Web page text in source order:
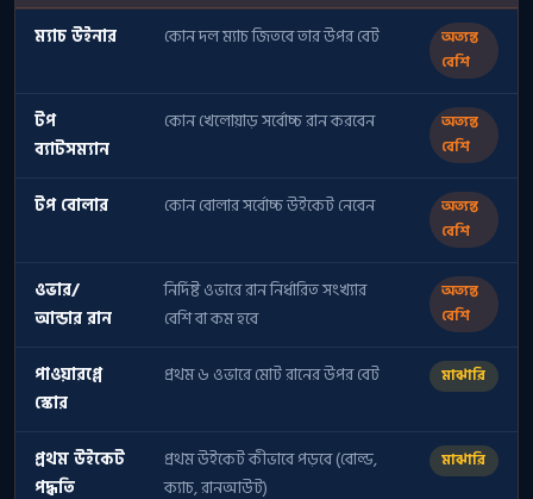
ম্যাচ উইনার কোন দল ম্যাচ জিতবে তার উপর বেট
অত্যন্ত
বেশি
টপ
ব্যাটসম্যান
কোন খেলোয়াড় সর্বোচ্চ রান করবেন
অত্যন্ত
বেশি
টপ বোলার কোন বোলার সর্বোচ্চ উইকেট নেবেন
অত্যন্ত
বেশি
ওভার/
আন্ডার রান
নির্দিষ্ট ওভারে রান নির্ধারিত সংখ্যার
বেশি বা কম হবে
অত্যন্ত
বেশি
পাওয়ারপ্লে
স্কোর
প্রথম ৬ ওভারে মোট রানের উপর বেট মাঝারি
প্রথম উইকেট
পদ্ধতি
প্রথম উইকেট কীভাবে পড়বে (বোল্ড,
ক্যাচ, রানআউট)
মাঝারি